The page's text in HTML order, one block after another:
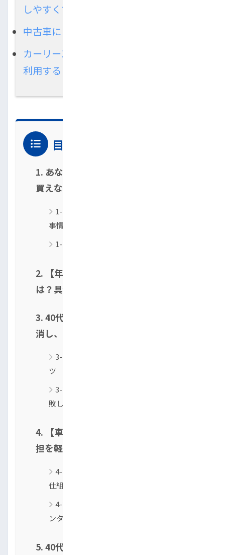
しやすくする
中古車にしてローン借入額を抑える
カーリース・カーシェア・レンタカーを
利用する
目次
1. あなただけじゃない！40代で「車が
買えない」と感じるリアルな理由
1-1. 【データで見る】40代のリアルな懐
事情
1-2. なぜ買えない？考えられる5つの壁
2. 【年収別】無理なく買える車の価格帯
は？具体的な車種も紹介！
3. 40代が抱えるローン審査の不安を解
消し、お得に買う方法
3-1. ローン審査に通りやすくなる4つのコ
ツ
3-2. 新車よりお得！「中古車」購入で失
敗しないための全知識
4. 【車が買えないあなたへ】月々の負
担を軽くする新しい車の乗り方
4-1. 月々1万円台から！「カーリース」の
仕組みと注意点
4-2. 必要な時だけ！「カーシェア」「レ
ンタカー」の賢い使い分け
5. 40代で車なし生活を送るメリット・